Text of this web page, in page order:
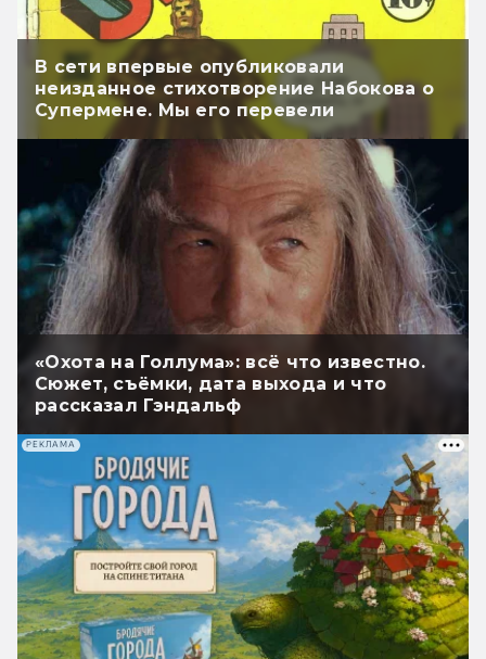
В сети впервые опубликовали
неизданное стихотворение Набокова о
Супермене. Мы его перевели
«Охота на Голлума»: всё что известно.
Сюжет, съёмки, дата выхода и что
рассказал Гэндальф
РЕКЛАМА